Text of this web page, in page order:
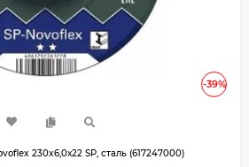
-39%
230x6,0х22 SP, сталь (617247000)